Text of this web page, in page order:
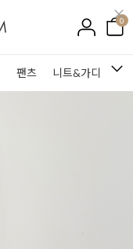
0
팬츠 니트&가디건